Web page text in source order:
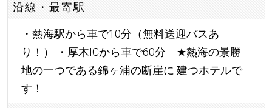
沿線・最寄駅
・熱海駅から車で10分（無料送迎バスあ
り！） ・厚木ICから車で60分 ★熱海の景勝
地の一つである錦ヶ浦の断崖に 建つホテルで
す！